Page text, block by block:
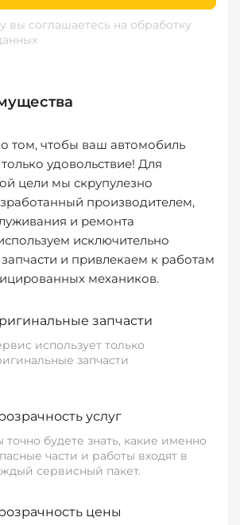
вы соглашаетесь на обработку
том, чтобы ваш автомобиль
удовольствие! Для
цели мы скрупулезно
производителем,
и ремонта
исключительно
и привлекаем к работам
механиков.
запчасти
использует только
запчасти
услуг
точно будете знать, какие именно
части и работы входят в
сервисный пакет.
цены